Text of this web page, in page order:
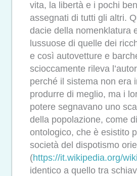
vita, la libertà e i pochi
assegnati di tutti gli altri.
dacie della nomenklatura
lussuose di quelle dei
e così autovetture e
scioccamente rileva
perché il sistema non era
produrre di meglio, ma i
potere segnavano uno
della popolazione, come
ontologico, che è esistito
società del dispotismo
(https://it.wikipedia.org/
identico a quello tra